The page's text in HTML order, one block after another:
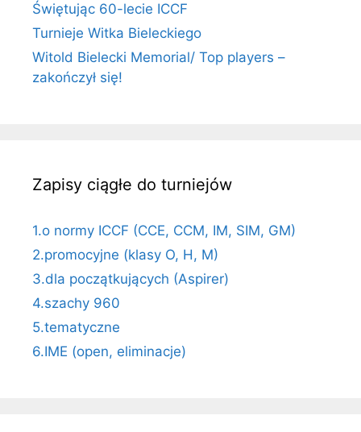
Świętując 60-lecie ICCF
Turnieje Witka Bieleckiego
Witold Bielecki Memorial/ Top players –
zakończył się!
Zapisy ciągłe do turniejów
1.o normy ICCF (CCE, CCM, IM, SIM, GM)
2.promocyjne (klasy O, H, M)
3.dla początkujących (Aspirer)
4.szachy 960
5.tematyczne
6.IME (open, eliminacje)